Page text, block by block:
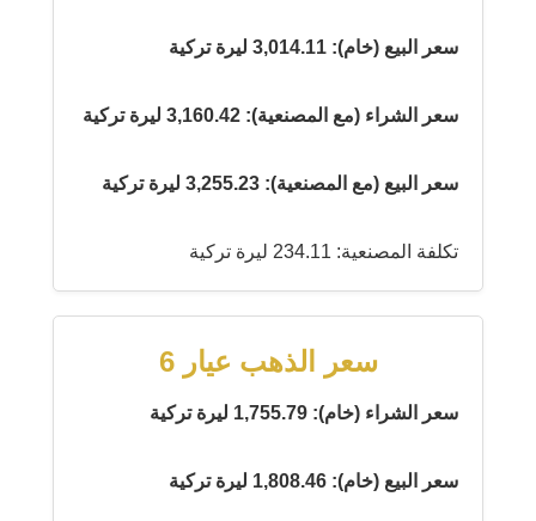
سعر البيع (خام): 3,014.11 ليرة تركية
سعر الشراء (مع المصنعية): 3,160.42 ليرة تركية
سعر البيع (مع المصنعية): 3,255.23 ليرة تركية
تكلفة المصنعية: 234.11 ليرة تركية
سعر الذهب عيار 6
سعر الشراء (خام): 1,755.79 ليرة تركية
سعر البيع (خام): 1,808.46 ليرة تركية